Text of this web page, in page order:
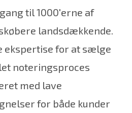
til 1000'erne af
landsdækkende.
ekspertise for at sælge
noteringsproces
med lave
for både kunder